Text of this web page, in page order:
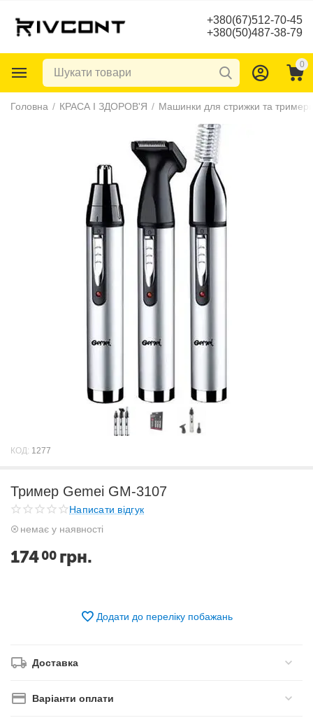
+380(67)512-70-45
+380(50)487-38-79
0
Головна / КРАСА І ЗДОРОВ'Я / Машинки для стрижки та
КОД: 1277
Тример Gemei GM-3107
Написати відгук
немає у наявності
17400 грн.
Додати до переліку побажань
Доставка
Варіанти оплати